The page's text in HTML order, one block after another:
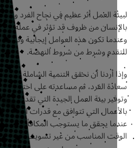
العمل أثر عظيم في نجاح الفرد
من ظروف قد تؤثر في عمله، سواء
تكون هذه العوامل إيجابية ودافعة تُصبح
وشرط من شروط النهضة.
أردنا أن نحقق التنمية الشاملة لبلادنا،
الفرد، ثم مساعدته على اختيار العمل
بيئة العمل الجيدة التي تقدم الدعم
التي تتوافق مع قدرات المرء، وتوفر له
يحقق ما يستوجب المكافأة، أو عندما
المناسب من غير تسويف وعلى النحو